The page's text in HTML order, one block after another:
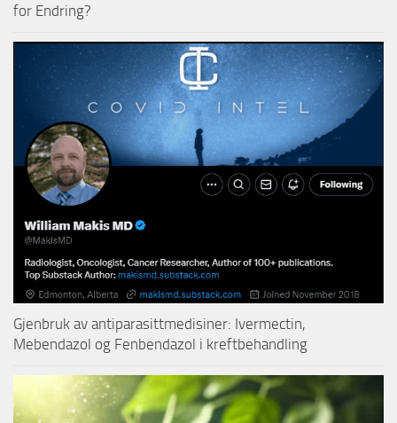
for Endring?
Gjenbruk av antiparasittmedisiner: Ivermectin,
Mebendazol og Fenbendazol i kreftbehandling